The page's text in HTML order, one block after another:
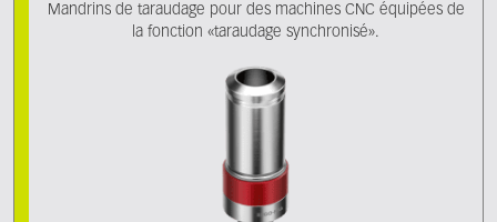
Mandrins de taraudage pour des machines CNC équipées de
la fonction «taraudage synchronisé».